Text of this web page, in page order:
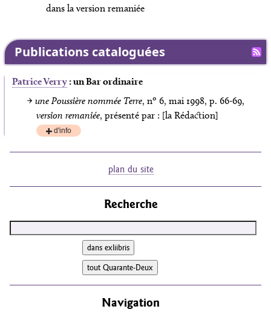
dans la version remaniée
Publications cataloguées
Patrice Verry : un Bar ordinaire
→ une Poussière nommée Terre, nº 6, mai 1998, p. 66‑69,
version remaniée, présenté par : [la Rédaction]
plus
d'info
plan du site
Recherche
Navigation